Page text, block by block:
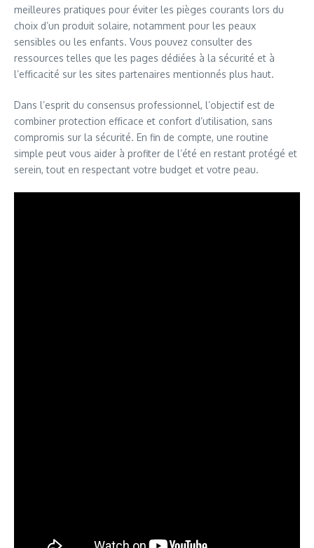
meilleures pratiques pour éviter les pièges courants lors du
choix d’un produit solaire, notamment pour les peaux
sensibles ou les enfants. Vous pouvez consulter des
ressources telles que les pages dédiées à la sécurité et à
l’efficacité sur les sites partenaires mentionnés plus haut.
Dans l’esprit du consensus professionnel, l’objectif est de
combiner protection efficace et confort d’utilisation, sans
compromis sur la sécurité. En fin de compte, une routine
simple peut vous aider à profiter de l’été en restant protégé et
serein, tout en respectant votre budget et votre peau.